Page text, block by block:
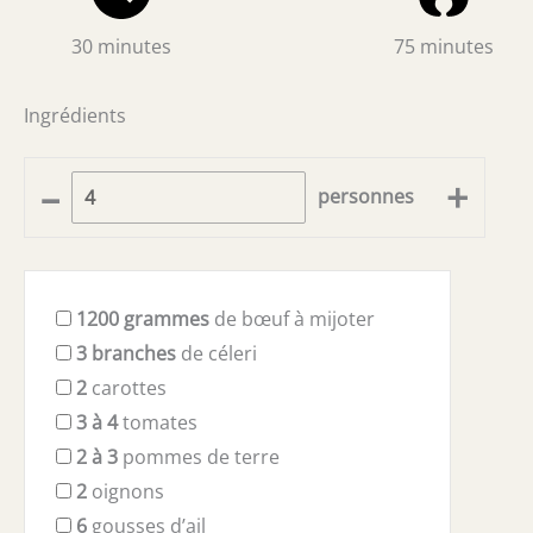
30 minutes 75 minutes
Ingrédients
– personnes +
1200 grammes de bœuf à mijoter
3 branches de céleri
2 carottes
3 à 4tomates
2 à 3 pommes de terre
2 oignons
6 gousses d’ail